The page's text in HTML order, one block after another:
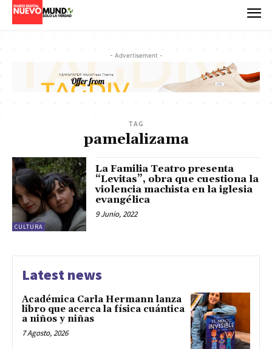
- Advertisement -
TAG
pamelalizama
CULTURA
La Familia Teatro presenta
“Levitas”, obra que cuestiona la
violencia machista en la iglesia
evangélica
9 Junio, 2022
Latest news
Académica Carla Hermann lanza
libro que acerca la física cuántica
a niños y niñas
7 Agosto, 2026